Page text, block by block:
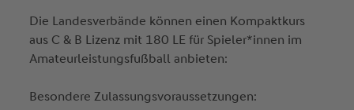
Die Landesverbände können einen Kompaktkurs
aus C & B Lizenz mit 180 LE für Spieler*innen im
Amateurleistungsfußball anbieten:
Besondere Zulassungsvoraussetzungen: